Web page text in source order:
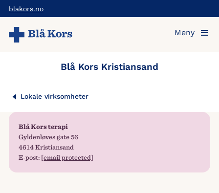
Hopp
til
hovedinnholdet
blakors.no
Meny
Blå Kors Kristiansand
Lokale virksomheter
Blå Kors terapi
Gyldenløves gate 56
4614 Kristiansand
E-post: [email protected]